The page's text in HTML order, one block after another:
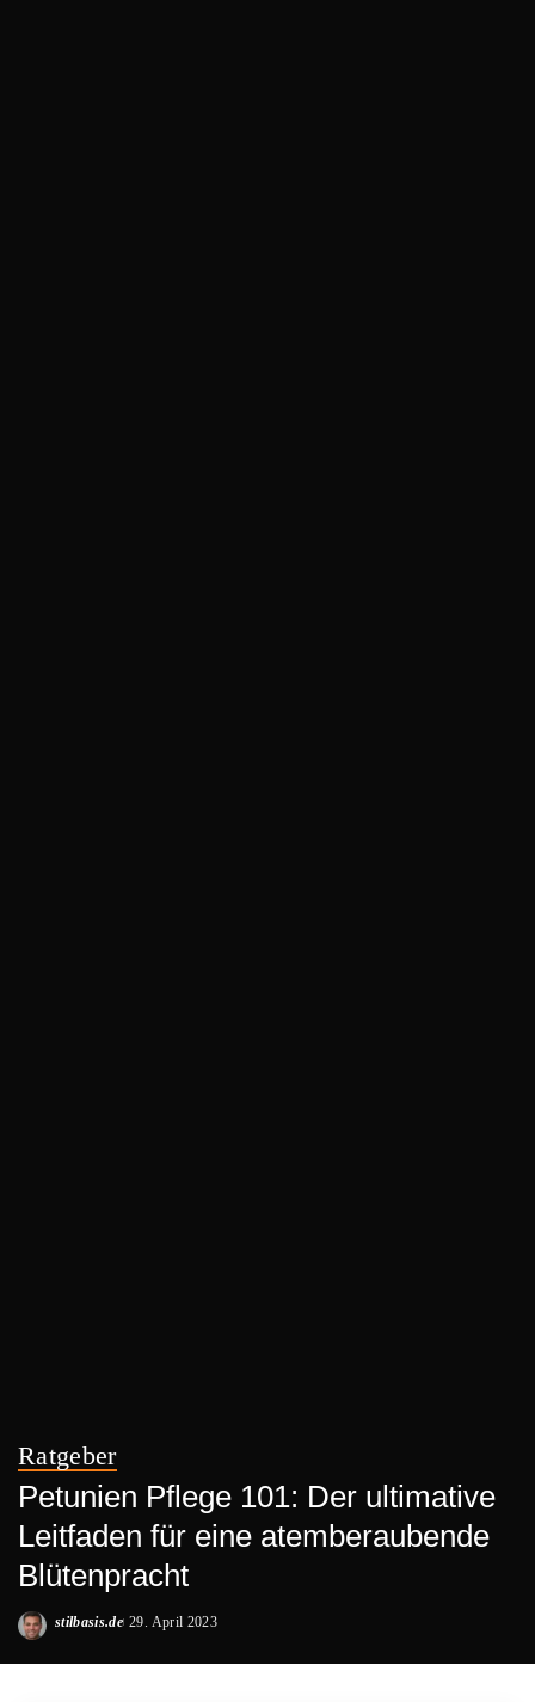
Ratgeber
Petunien Pflege 101: Der ultimative
Leitfaden für eine atemberaubende
Blütenpracht
Posted
stilbasis.de 29. April 2023